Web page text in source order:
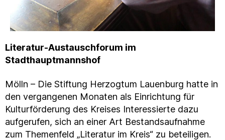
Literatur-Austauschforum im
Stadthauptmannshof
Mölln – Die Stiftung Herzogtum Lauenburg hatte in
den vergangenen Monaten als Einrichtung für
Kulturförderung des Kreises Interessierte dazu
aufgerufen, sich an einer Art Bestandsaufnahme
zum Themenfeld „Literatur im Kreis“ zu beteiligen.